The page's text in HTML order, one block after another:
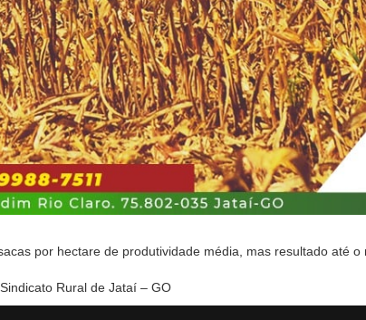
por hectare de produtividade média, mas resultado até
Rural de Jataí – GO